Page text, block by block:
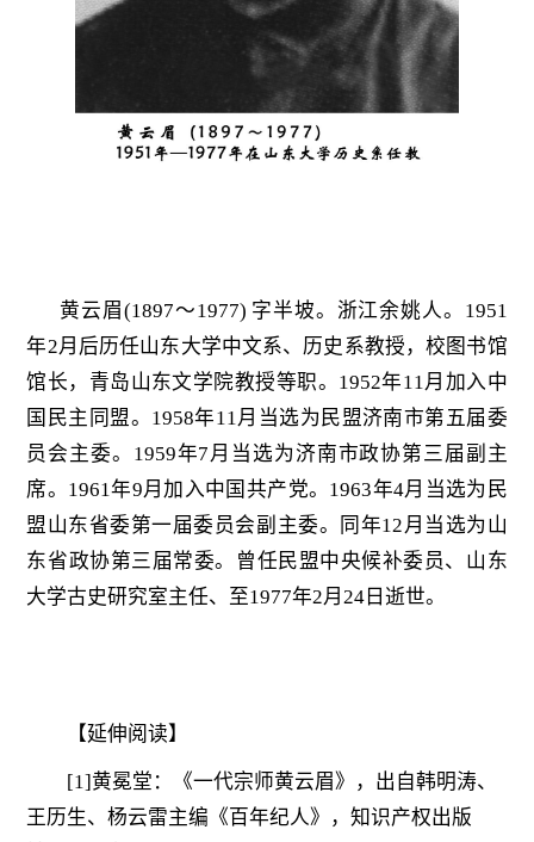
黄云眉(1897～1977) 字半坡。浙江余姚人。1951
年2月后历任山东大学中文系、历史系教授，校图书馆
馆长，青岛山东文学院教授等职。1952年11月加入中
国民主同盟。1958年11月当选为民盟济南市第五届委
员会主委。1959年7月当选为济南市政协第三届副主
席。1961年9月加入中国共产党。1963年4月当选为民
盟山东省委第一届委员会副主委。同年12月当选为山
东省政协第三届常委。曾任民盟中央候补委员、山东
大学古史研究室主任、至1977年2月24日逝世。
【延伸阅读】
[1]黄冕堂：《一代宗师黄云眉》，出自韩明涛、
王历生、杨云雷主编《百年纪人》，知识产权出版